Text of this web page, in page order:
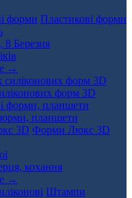
Пластикові форми
8 Березня
→
форм 3D
планшети
Форми Люкс 3D
кохання
→
Штампи